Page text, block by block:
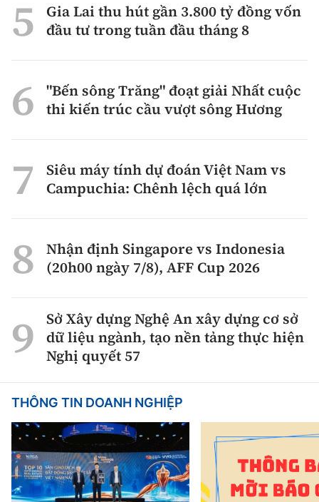
Gia Lai thu hút gần 3.800 tỷ đồng vốn
đầu tư trong tuần đầu tháng 8
"Bến sông Trăng" đoạt giải Nhất cuộc
thi kiến trúc cầu vượt sông Hương
Siêu máy tính dự đoán Việt Nam vs
Campuchia: Chênh lệch quá lớn
Nhận định Singapore vs Indonesia
(20h00 ngày 7/8), AFF Cup 2026
Sở Xây dựng Nghệ An xây dựng cơ sở
dữ liệu ngành, tạo nền tảng thực hiện
Nghị quyết 57
THÔNG TIN DOANH NGHIỆP